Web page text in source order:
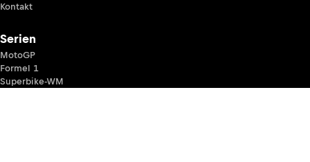
Kontakt
Serien
MotoGP
Formel 1
Superbike-WM